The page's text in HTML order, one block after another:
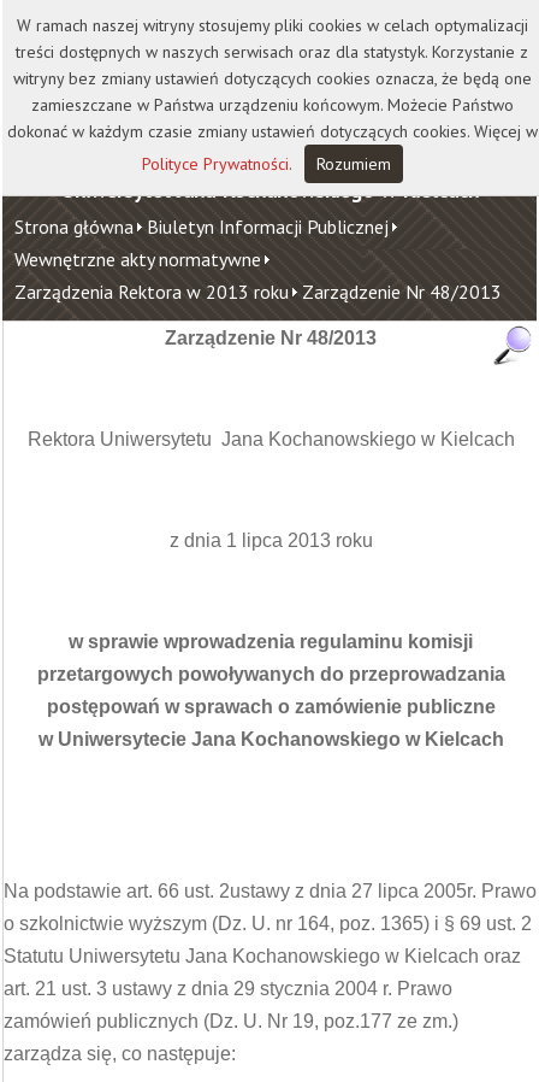
Kontakt Biblioteka
Wydawnictwo
Wirtualna Uczelnia
Uniwersytet Jana Kochanowskiego w Kielcach
Strona główna Biuletyn Informacji Publicznej
Wewnętrzne akty normatywne
Zarządzenia Rektora w 2013 roku Zarządzenie Nr 48/2013
Zarządzenie Nr 48/2013
Rektora Uniwersytetu Jana Kochanowskiego w Kielcach
z dnia 1 lipca 2013 roku
w sprawie wprowadzenia regulaminu komisji
przetargowych powoływanych do przeprowadzania
postępowań w sprawach o zamówienie publiczne
w Uniwersytecie Jana Kochanowskiego w Kielcach
Na podstawie art. 66 ust. 2ustawy z dnia 27 lipca 2005r. Prawo
o szkolnictwie wyższym (Dz. U. nr 164, poz. 1365) i § 69 ust. 2
Statutu Uniwersytetu Jana Kochanowskiego w Kielcach oraz
art. 21 ust. 3 ustawy z dnia 29 stycznia 2004 r. Prawo
zamówień publicznych (Dz. U. Nr 19, poz.177 ze zm.)
zarządza się, co następuje:
W ramach naszej witryny stosujemy pliki cookies w celach optymalizacji
treści dostępnych w naszych serwisach oraz dla statystyk. Korzystanie z
witryny bez zmiany ustawień dotyczących cookies oznacza, że będą one
zamieszczane w Państwa urządzeniu końcowym. Możecie Państwo
dokonać w każdym czasie zmiany ustawień dotyczących cookies. Więcej w
Polityce Prywatności. Rozumiem